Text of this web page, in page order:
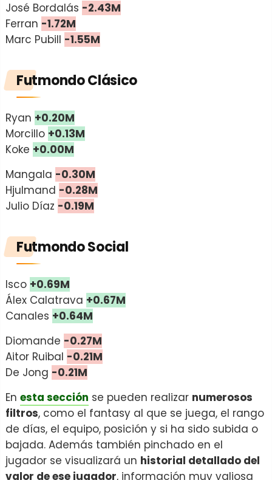
José Bordalás -2.43M
Ferran -1.72M
Marc Pubill -1.55M
Futmondo Clásico
Ryan +0.20M
Morcillo +0.13M
Koke +0.00M
Mangala -0.30M
Hjulmand -0.28M
Julio Díaz -0.19M
Futmondo Social
Isco +0.69M
Álex Calatrava +0.67M
Canales +0.64M
Diomande -0.27M
Aitor Ruibal -0.21M
De Jong -0.21M
En esta sección se pueden realizar numerosos
filtros, como el fantasy al que se juega, el rango
de días, el equipo, posición y si ha sido subida o
bajada. Además también pinchado en el
jugador se visualizará un historial detallado del
valor de ese jugador, información muy valiosa